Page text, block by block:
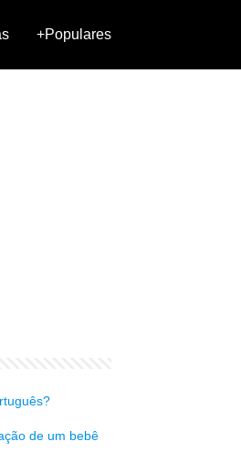
+Populares
de um bebê